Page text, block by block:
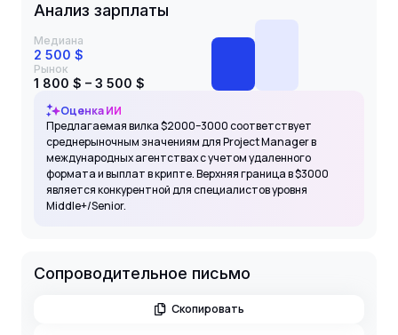
Анализ зарплаты
Медиана
2 500 $
Рынок
1 800 $ – 3 500 $
Оценка ИИ
Предлагаемая вилка $2000–3000 соответствует
среднерыночным значениям для Project Manager в
международных агентствах с учетом удаленного
формата и выплат в крипте. Верхняя граница в $3000
является конкурентной для специалистов уровня
Middle+/Senior.
Сопроводительное письмо
Скопировать